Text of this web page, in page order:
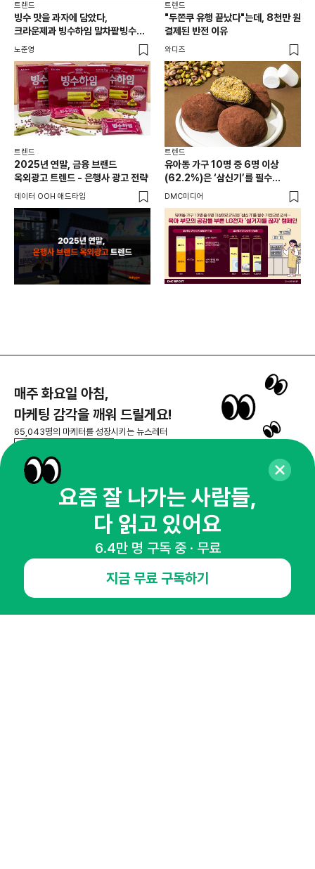
트렌드
빙수 맛을 과자에 담았다,
크라운제과 빙수하임 말차팥빙수가
말하는 경험 공식
노준영
트렌드
"두쫀쿠 유행 끝났다"는데, 8천만 원
결제된 반전 이유
와디즈
트렌드
2025년 연말, 금융 브랜드
옥외광고 트렌드 - 은행사 광고 전략
데이터 OOH 애드타입
트렌드
유아동 가구 10명 중 6명 이상
(62.2%)은 ‘삼신기’를 필수
가전으로 인식… 육아 부모의 공감을
캠페인
DMC미디어
매주 화요일 아침,
마케팅 감각을 깨워 드릴게요!
65,043명의 마케터를 성장시키는 뉴스레터
오픈애즈란
인사이터 신청
뉴스레터
요즘 잘 나가는 사람들,
다 읽고 있어요
6.4만 명 구독 중 · 무료
지금 무료 구독하기